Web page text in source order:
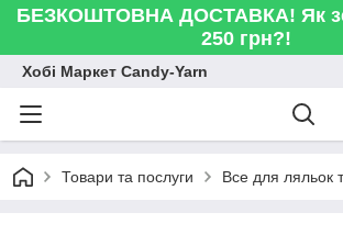
БЕЗКОШТОВНА ДОСТАВКА! Як
250 грн?!
Хобі Маркет Candy-Yarn
Товари та послуги Все для ляльок